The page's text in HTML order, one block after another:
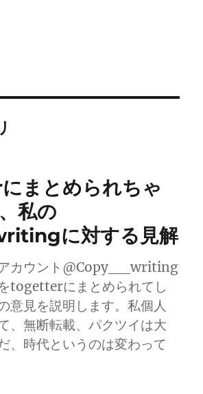
まとめられちゃ
私の
に対する見解
カウント@Copy__writing
togetterにまとめられてし
意見を説明します。私個人
、無断転載、パクツイは大
、時代というのは変わって